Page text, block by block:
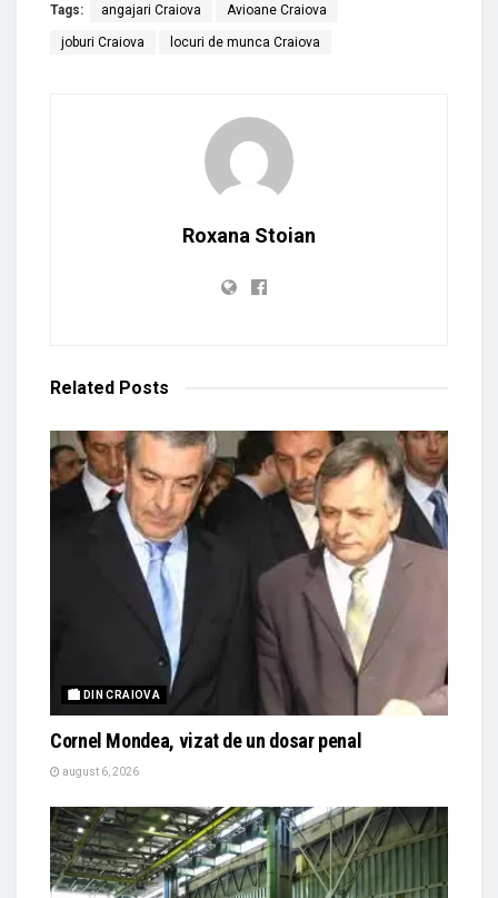
Tags: angajari Craiova Avioane Craiova
joburi Craiova locuri de munca Craiova
Roxana Stoian
Related Posts
🏙 DIN CRAIOVA
Cornel Mondea, vizat de un dosar penal
august 6, 2026